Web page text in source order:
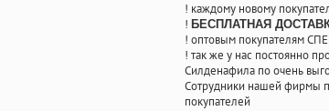
! каждому новому
! БЕСПЛАТНАЯ
! оптовым покупателям
! так же у нас постоянно
Силденафила по очень
Cотрудники нашей фирмы
покупателей